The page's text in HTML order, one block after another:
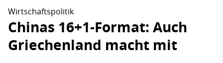
Wirtschaftspolitik
Chinas 16+1-Format: Auch
Griechenland macht mit